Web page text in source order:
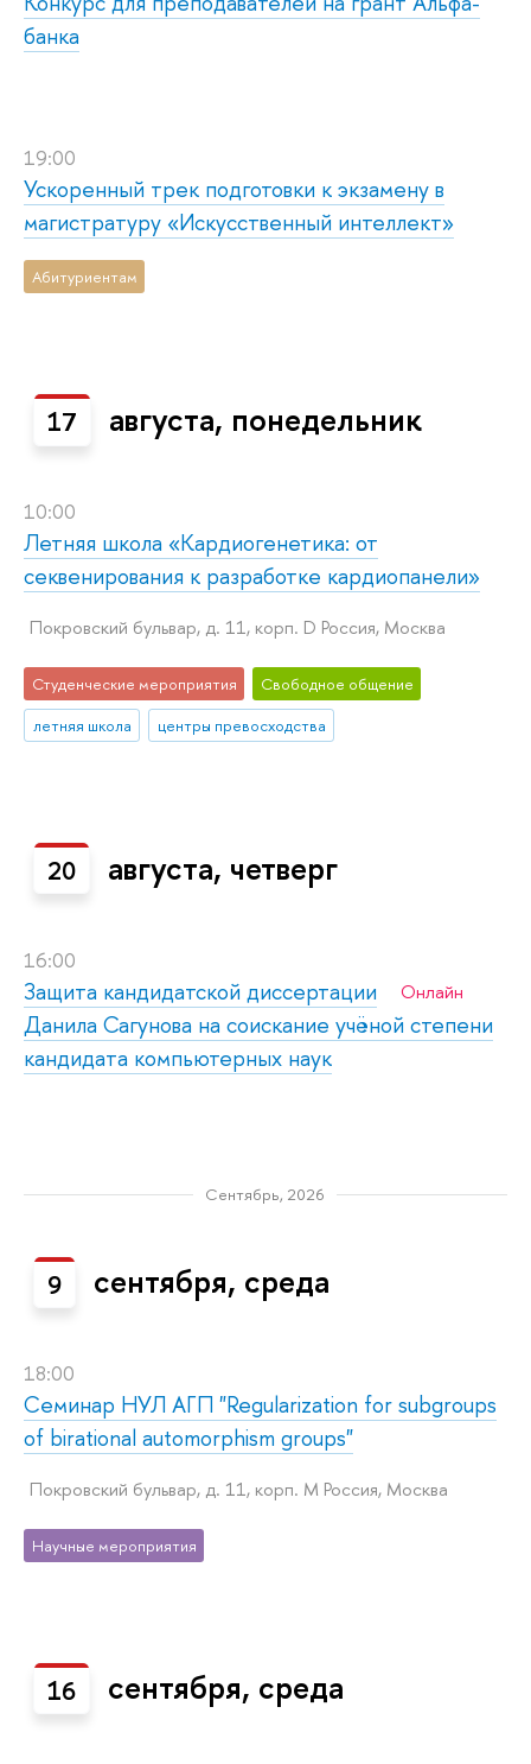
банка
19:00
Ускоренный трек подготовки к экзамену в
магистратуру «Искусственный интеллект»
Абитуриентам
17 августа, понедельник
10:00
Летняя школа «Кардиогенетика: от
секвенирования к разработке кардиопанели»
Покровский бульвар, д. 11, корп. D Россия, Москва
Студенческие мероприятия
Свободное общение
летняя школа
центры превосходства
20 августа, четверг
16:00
Онлайн
Защита кан­ди­дат­ской диссертации
Данила Сагунова на соискание учёной степени
кандидата компьютерных наук
Сентябрь, 2026
9 сентября, среда
18:00
Семинар НУЛ АГП "Regularization for subgroups
of birational automorphism groups"
Покровский бульвар, д. 11, корп. M Россия, Москва
Научные мероприятия
16 сентября, среда